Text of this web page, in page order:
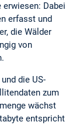
Dabei
erfasst und
die Wälder
von
die US-
zum
wächst
entspricht